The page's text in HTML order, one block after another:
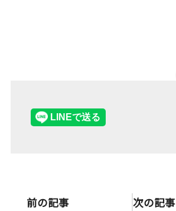
前の記事
次の記事